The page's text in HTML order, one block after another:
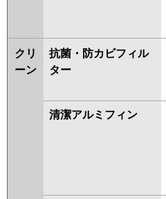
クリ
ーン
抗菌・防カビフィル
ター
清潔アルミフィン